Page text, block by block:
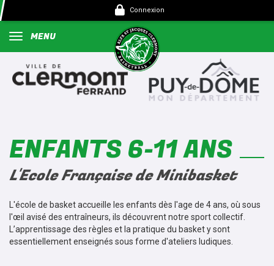
Connexion
MENU
ENFANTS 6-11 ANS
L'Ecole Française de Minibasket
L'école de basket accueille les enfants dès l'age de 4 ans, où sous
l'œil avisé des entraîneurs, ils découvrent notre sport collectif.
L’apprentissage des règles et la pratique du basket y sont
essentiellement enseignés sous forme d'ateliers ludiques.
Panneau de gestion des cookies